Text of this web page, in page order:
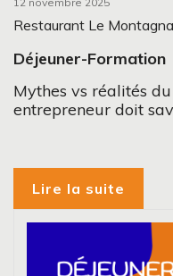
Restaurant Le
Déjeuner-Formation
Mythes vs réalités
entrepreneur doit
Lire la suite